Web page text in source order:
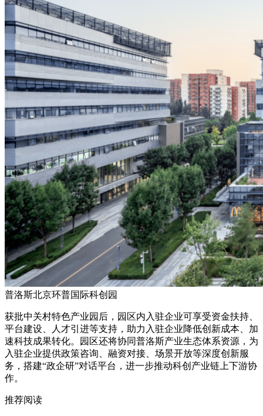
普洛斯北京环普国际科创园
获批中关村特色产业园后，园区内入驻企业可享受资金扶持、
平台建设、人才引进等支持，助力入驻企业降低创新成本、加
速科技成果转化。
园区还将协同普洛斯产业生态体系资源，为
入驻企业提供政策咨询、融资对接、场景开放等深度创新服
务，搭建“政企研”对话平台，进一步推动科创产业链上下游协
作。
推荐阅读